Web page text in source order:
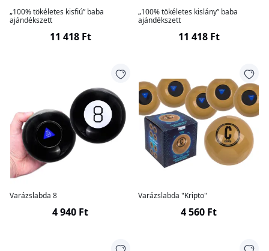
„100% tökéletes kisfiú” baba
ajándékszett
11 418 Ft
„100% tökéletes kislány” baba
ajándékszett
11 418 Ft
Varázslabda 8
4 940 Ft
Varázslabda "Kripto"
4 560 Ft